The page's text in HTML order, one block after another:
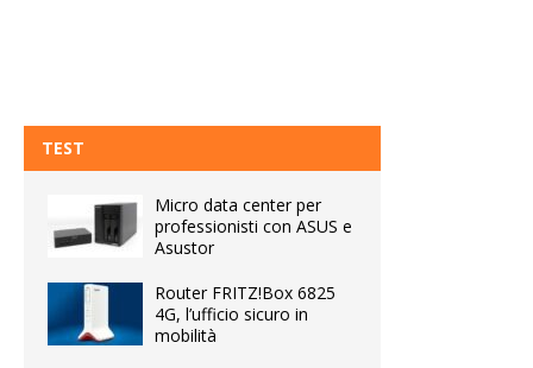
TEST
Micro data center per
professionisti con ASUS e
Asustor
Router FRITZ!Box 6825
4G, l’ufficio sicuro in
mobilità